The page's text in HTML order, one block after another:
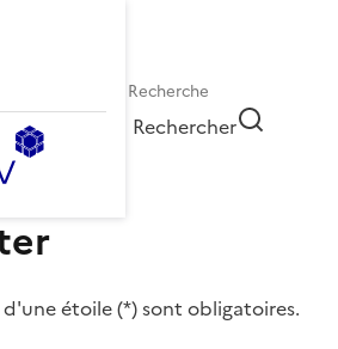
Rechercher
d'une étoile (*) sont obligatoires.